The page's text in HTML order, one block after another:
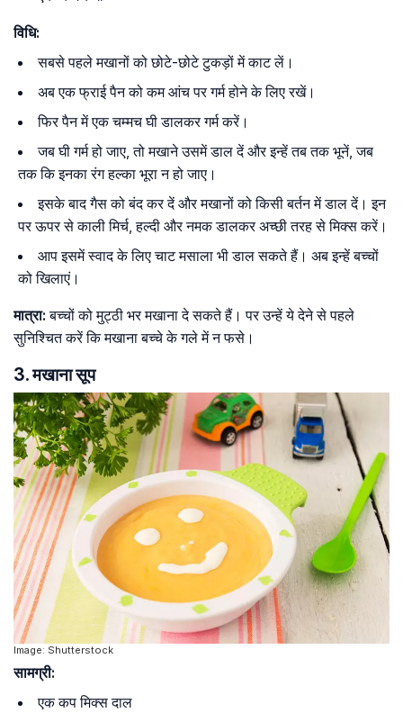
विधि:
सबसे पहले मखानों को छोटे-छोटे टुकड़ों में काट लें।
अब एक फ्राई पैन को कम आंच पर गर्म होने के लिए रखें।
फिर पैन में एक चम्मच घी डालकर गर्म करें।
जब घी गर्म हो जाए, तो मखाने उसमें डाल दें और इन्हें तब तक भूनें, जब
तक कि इनका रंग हल्का भूरा न हो जाए।
इसके बाद गैस को बंद कर दें और मखानों को किसी बर्तन में डाल दें। इन
पर ऊपर से काली मिर्च, हल्दी और नमक डालकर अच्छी तरह से मिक्स करें।
आप इसमें स्वाद के लिए चाट मसाला भी डाल सकते हैं। अब इन्हें बच्चों
को खिलाएं।
मात्रा: बच्चों को मुट्ठी भर मखाना दे सकते हैं। पर उन्हें ये देने से पहले
सुनिश्चित करें कि मखाना बच्चे के गले में न फसे।
3. मखाना सूप
Image: Shutterstock
सामग्री:
एक कप मिक्स दाल